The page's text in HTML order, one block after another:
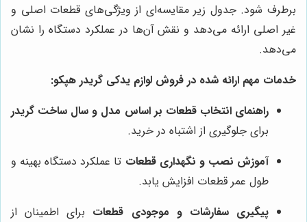
برطرف شود. جدول زیر مقایسه‌ای از ویژگی‌های قطعات اصلی و
غیر اصلی ارائه می‌دهد و نقش آن‌ها در عملکرد دستگاه را نشان
می‌دهد.
خدمات مهم ارائه شده در فروش لوازم يدكى گريدر هپكو:
راهنمای انتخاب قطعات بر اساس مدل و سال ساخت گريدر
برای جلوگیری از اشتباه در خرید.
آموزش نصب و نگهداری قطعات تا عملکرد دستگاه بهینه و
طول عمر قطعات افزایش یابد.
پیگیری سفارشات و موجودی قطعات برای اطمینان از